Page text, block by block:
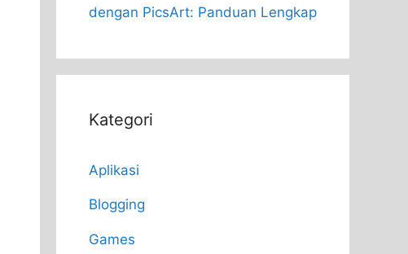
dengan PicsArt: Panduan Lengkap
Kategori
Aplikasi
Blogging
Games